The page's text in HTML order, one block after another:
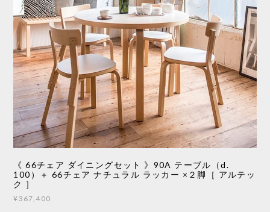
《 66チェア ダイニングセット 》90A テーブル（d.
100）＋ 66チェア ナチュラル ラッカー ×２脚［ アルテッ
ク ］
¥367,400